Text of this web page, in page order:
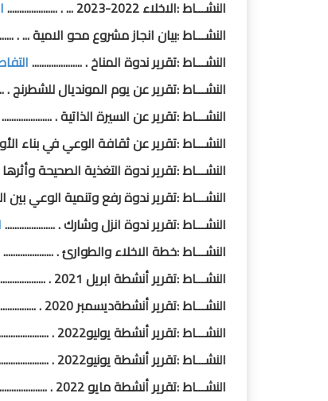
النشـــاط :الاخلاء 2022-2023 ... . .....................
النشـــاط :بيان انجاز مشروع محو الامية ... .
النشـــاط :تقرير ندوة المناخ . .....................
النشـــاط :تقرير عن يوم المونديال للشطرنج .
النشـــاط :تقرير عن السيرة الذاتية . .....................
النشـــاط :تقرير عن ثقافة الوعي في بناء
النشـــاط :تقرير ندوة التغذية الصحيحة
النشـــاط :تقرير ندوة رفع وتنمية الوعي بين
النشـــاط :تقرير ندوة انزل وشارك . .....................
النشـــاط :خطة الاخلاء والطوارئ . .....................
النشـــاط :تقرير أنشطة ابريل 2021 . .....................
النشـــاط :تقرير أنشطةديسمبر 2020 . .....................
النشـــاط :تقرير أنشطة يوليو2022 . .....................
النشـــاط :تقرير أنشطة يونيو2022 . .....................
النشـــاط :تقرير أنشطة مايو 2022 . .....................